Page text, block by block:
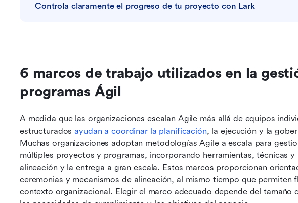
Controla claramente el progreso de tu proyecto con Lark
6 marcos de trabajo utilizados en la
programas Ágil
A medida que las organizaciones escalan Agile más allá de equipos
estructurados ayudan a coordinar la planificación, la ejecución y la
Muchas organizaciones adoptan metodologías Agile a escala para
múltiples proyectos y programas, incorporando herramientas, técnicas y
alineación y la entrega a gran escala. Estos marcos proporcionan
ceremonias y mecanismos de alineación, al mismo tiempo que permiten
contexto organizacional. Elegir el marco adecuado depende del tamaño